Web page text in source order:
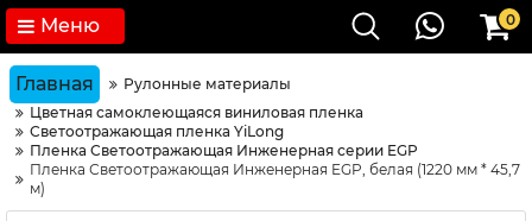
Меню 0
Главная
Рулонные материалы
Цветная самоклеющаяся виниловая пленка
Светоотражающая пленка YiLong
Пленка Светоотражающая Инженерная серии EGP
Пленка Светоотражающая Инженерная EGP, белая (1220 мм * 45,7
м)